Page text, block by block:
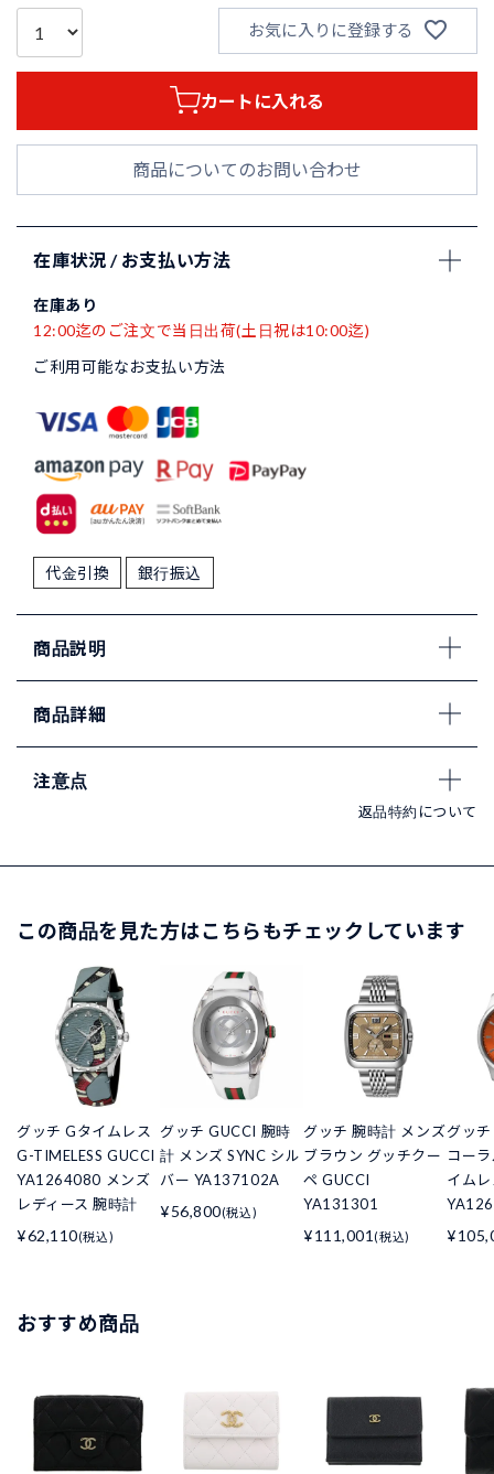
お気に入りに登録する
カートに入れる
商品についてのお問い合わせ
在庫状況 / お支払い方法
在庫あり
12:00迄のご注文で当日出荷(土日祝は10:00迄)
ご利用可能なお支払い方法
代金引換 銀行振込
商品説明
商品詳細
注意点
返品特約について
この商品を見た方はこちらもチェックしています
グッチ Gタイムレス
G-TIMELESS GUCCI
YA1264080 メンズ
レディース 腕時計
¥62,110(税込)
グッチ GUCCI 腕時
計 メンズ SYNC シル
バー YA137102A
¥56,800(税込)
グッチ 腕時計 メンズ
ブラウン グッチクー
ペ GUCCI
YA131301
¥111,001 (税込)
グッ
コー
イム
おすすめ商品